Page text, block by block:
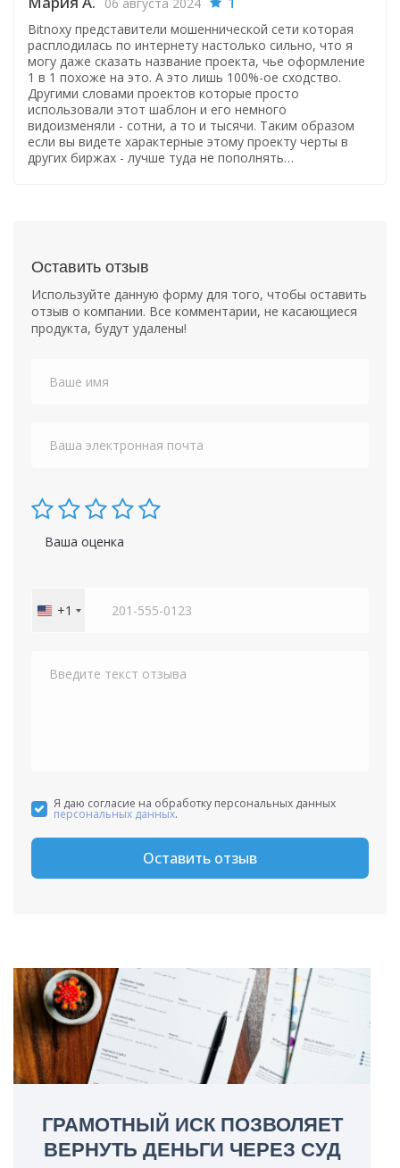
Bitnoxy представители мошеннической сети которая
расплодилась по интернету настолько сильно, что я
могу даже сказать название проекта, чье оформление
1 в 1 похоже на это. А это лишь 100%-ое сходство.
Другими словами проектов которые просто
использовали этот шаблон и его немного
видоизменяли - сотни, а то и тысячи. Таким образом
если вы видете характерные этому проекту черты в
других биржах - лучше туда не пополнять…
Оставить отзыв
Используйте данную форму для того, чтобы оставить
отзыв о компании. Все комментарии, не касающиеся
продукта, будут удалены!
Ваша оценка
United
+1
Я даю согласие на обработку персональных данных
персональных данных.
Оставить отзыв
ГРАМОТНЫЙ ИСК ПОЗВОЛЯЕТ
ВЕРНУТЬ ДЕНЬГИ ЧЕРЕЗ СУД